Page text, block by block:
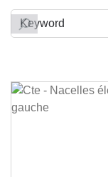
Filter by